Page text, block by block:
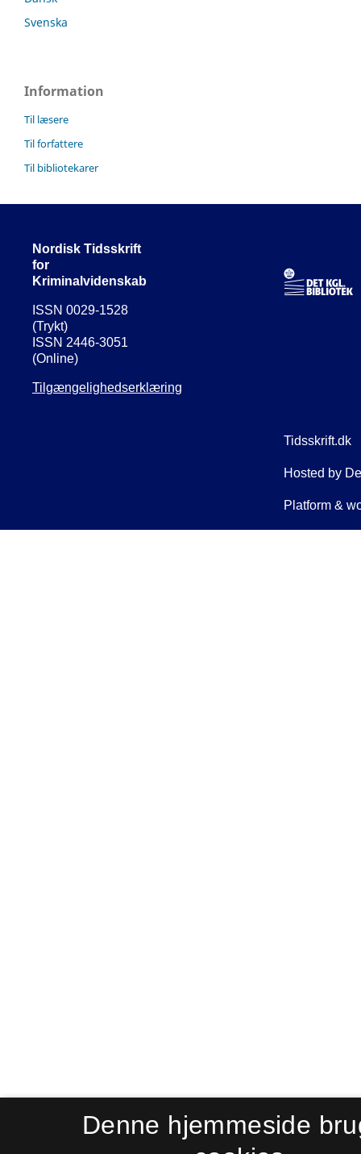
Svenska
Information
Til læsere
Til forfattere
Til bibliotekarer
Nordisk Tidsskrift
for
Kriminalvidenskab
ISSN 0029-1528
(Trykt)
ISSN 2446-3051
(Online)
Tilgængelighedserklæring
Denne hjemmeside